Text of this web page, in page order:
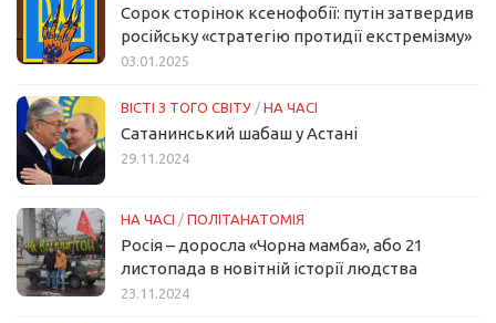
Сорок сторінок ксенофобії: путін затвердив
російську «стратегію протидії екстремізму»
03.01.2025
ВІСТІ З ТОГО СВІТУ / НА ЧАСІ
Сатанинський шабаш у Астані
29.11.2024
НА ЧАСІ / ПОЛІТАНАТОМІЯ
Росія – доросла «Чорна мамба», або 21
листопада в новітній історії людства
23.11.2024